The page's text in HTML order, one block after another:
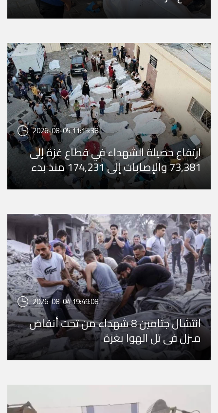
2026-08-05 11:15:38
ارتفاع حصيلة الشهداء في قطاع غزة إلى
73,381 والإصابات إلى 174,231 منذ بدء
العدوان
2026-08-04 19:49:08
انتشال جثامين 8 شهداء من تحت أنقاض
منزل في تل الهوا بغزة